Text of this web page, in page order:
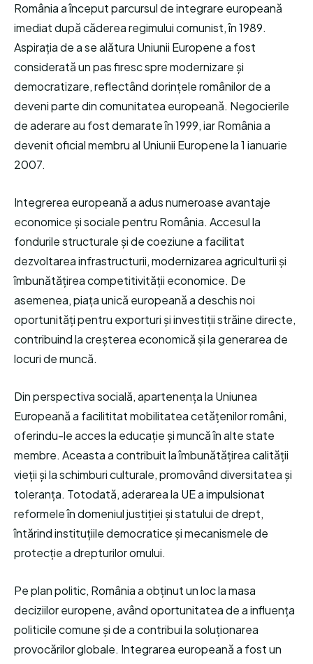
România a început parcursul de integrare europeană
imediat după căderea regimului comunist, în 1989.
Aspirația de a se alătura Uniunii Europene a fost
considerată un pas firesc spre modernizare și
democratizare, reflectând dorințele românilor de a
deveni parte din comunitatea europeană. Negocierile
de aderare au fost demarate în 1999, iar România a
devenit oficial membru al Uniunii Europene la 1 ianuarie
2007.
Integrerea europeană a adus numeroase avantaje
economice și sociale pentru România. Accesul la
fondurile structurale și de coeziune a facilitat
dezvoltarea infrastructurii, modernizarea agriculturii și
îmbunătățirea competitivității economice. De
asemenea, piața unică europeană a deschis noi
oportunități pentru exporturi și investiții străine directe,
contribuind la creșterea economică și la generarea de
locuri de muncă.
Din perspectiva socială, apartenența la Uniunea
Europeană a facilititat mobilitatea cetățenilor români,
oferindu-le acces la educație și muncă în alte state
membre. Aceasta a contribuit la îmbunătățirea calității
vieții și la schimburi culturale, promovând diversitatea și
toleranța. Totodată, aderarea la UE a impulsionat
reformele în domeniul justiției și statului de drept,
întărind instituțiile democratice și mecanismele de
protecție a drepturilor omului.
Pe plan politic, România a obținut un loc la masa
deciziilor europene, având oportunitatea de a influența
politicile comune și de a contribui la soluționarea
provocărilor globale. Integrarea europeană a fost un